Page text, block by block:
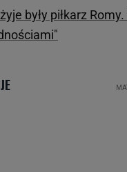
były piłkarz